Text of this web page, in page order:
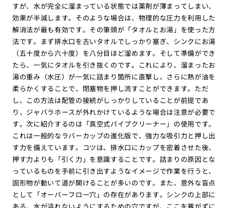
すが、水が完全に溜まっている状態では薬剤が薄まってしまい、
効果が半減します。そのような場合は、物理的な圧力を利用した
解消法が最も有効です。その筆頭が「タオルとお湯」を使った方
法です。まず排水口を古いタオルでしっかり塞ぎ、シンクにお湯
（五十度から六十度）を八分目ほど溜めます。そして準備ができ
たら、一気にタオルを引き抜くのです。これにより、溜まったお
湯の重み（水圧）が一気に詰まり箇所に直撃し、さらに熱が油を
柔らかくすることで、閉塞物を押し流すことができます。ただ
し、この方法は配管の接続がしっかりしていることが前提であ
り、ジャバラホースが外れかけているような場合は注意が必要で
す。次に紹介するのは「真空式パイプクリーナー」の使用です。
これは一般的なラバーカップの進化版で、強力な吸引力と押し出
す力を備えています。コツは、排水口にカップを密着させた後、
押す力よりも「引く力」を意識することです。詰まりの原因とな
っているものを手前に引き出すようなイメージで作業を行うと、
固形物が動いて道が開けることが多いのです。また、意外な盲点
として「オーバーフロー穴」の存在があります。シンクの上部に